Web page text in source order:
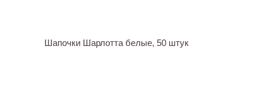
Шапочки Шарлотта белые, 50 штук